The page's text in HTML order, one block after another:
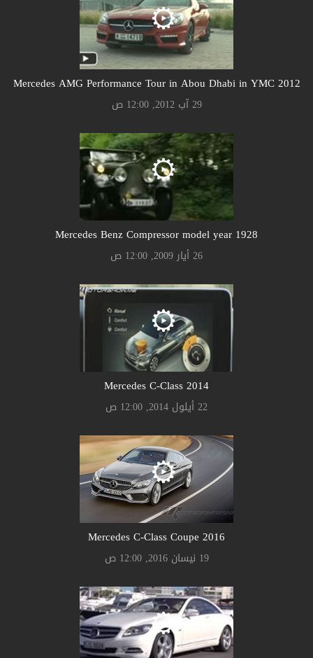
Mercedes AMG Performance Tour in Abou Dhabi in YMC 2012
29 آب 2012, 12:00 ص
Mercedes Benz Compressor model year 1928
26 أيار 2009, 12:00 ص
Mercedes C-Class 2014
22 أيلول 2014, 12:00 ص
Mercedes C-Class Coupe 2016
19 نيسان 2016, 12:00 ص